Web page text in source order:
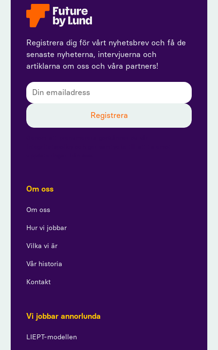
Registrera dig för vårt nyhetsbrev och få de
senaste nyheterna, intervjuerna och
artiklarna om oss och våra partners!
Om oss
Om oss
Hur vi jobbar
Vilka vi är
Vår historia
Kontakt
Vi jobbar annorlunda
LIEPT-modellen